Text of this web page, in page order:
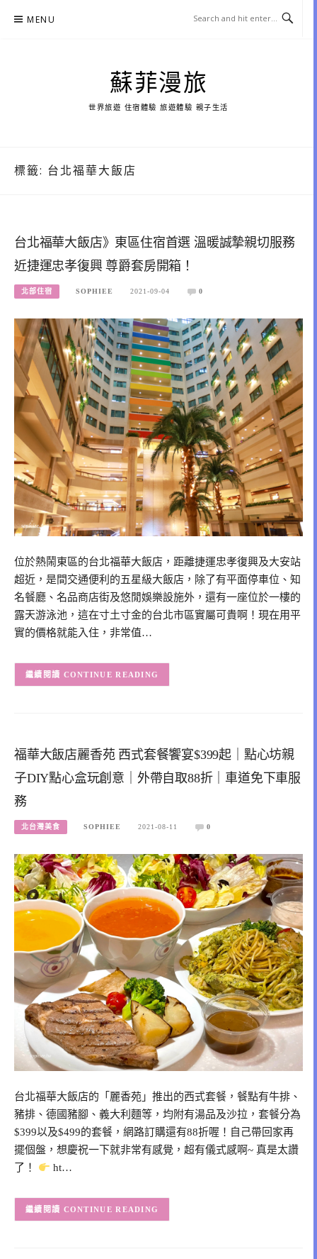
MENU
蘇菲漫旅
世界旅遊 住宿體驗 旅遊體驗 親子生活
標籤: 台北福華大飯店
台北福華大飯店》東區住宿首選 溫暖誠摯親切服務
近捷運忠孝復興 尊爵套房開箱！
北部住宿 SOPHIEE 2021-09-04 0
位於熱鬧東區的台北福華大飯店，距離捷運忠孝復興及大安站
超近，是間交通便利的五星級大飯店，除了有平面停車位、知
名餐廳、名品商店街及悠閒娛樂設施外，還有一座位於一樓的
露天游泳池，這在寸土寸金的台北市區實屬可貴啊！現在用平
實的價格就能入住，非常值…
CONTINUE READING
福華大飯店麗香苑 西式套餐饗宴$399起｜點心坊親
子DIY點心盒玩創意｜外帶自取88折｜車道免下車服
務
北台灣美食 SOPHIEE 2021-08-11 0
台北福華大飯店的「麗香苑」推出的西式套餐，餐點有牛排、
豬排、德國豬腳、義大利麵等，均附有湯品及沙拉，套餐分為
$399以及$499的套餐，網路訂購還有88折喔！自己帶回家再
擺個盤，想慶祝一下就非常有感覺，超有儀式感啊~ 真是太讚
了！
ht…
CONTINUE READING